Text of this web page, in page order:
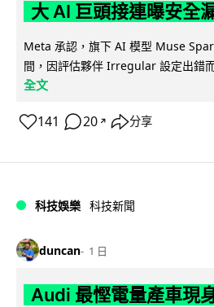
大 AI 巨頭接連曝安全
Meta 承認，旗下 AI 模型 Muse
間，因評估夥伴 Irregular 設定出錯
全文
141 20 ↗ 分享
科技娛樂 科技新聞
duncan 1 日
Audi 最慳電量產車